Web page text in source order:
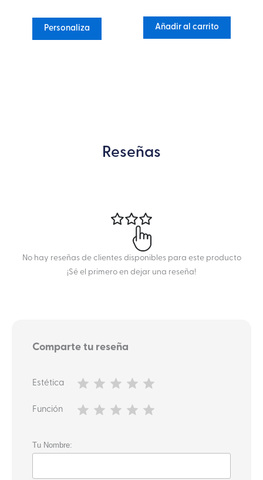
Personaliza Añadir al carrito
Reseñas
No hay reseñas de clientes disponibles para este producto
¡Sé el primero en dejar una reseña!
Comparte tu reseña
Estética
Función
Tu Nombre: